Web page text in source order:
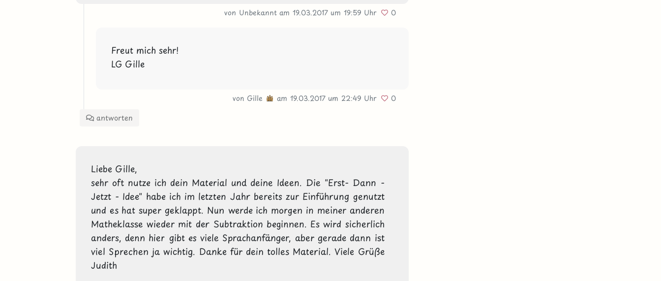
von Unbekanntam 19.03.2017 um 19:59 Uhr 0
Freut mich sehr!
LG Gille
von Gille am 19.03.2017 um 22:49 Uhr 0
antworten
Liebe Gille,
sehr oft nutze ich dein Material und deine Ideen. Die "Erst- Dann -
Jetzt - Idee" habe ich im letzten Jahr bereits zur Einführung genutzt
und es hat super geklappt. Nun werde ich morgen in meiner anderen
Matheklasse wieder mit der Subtraktion beginnen. Es wird sicherlich
anders, denn hier gibt es viele Sprachanfänger, aber gerade dann ist
viel Sprechen ja wichtig. Danke für dein tolles Material. Viele Grüße
Judith